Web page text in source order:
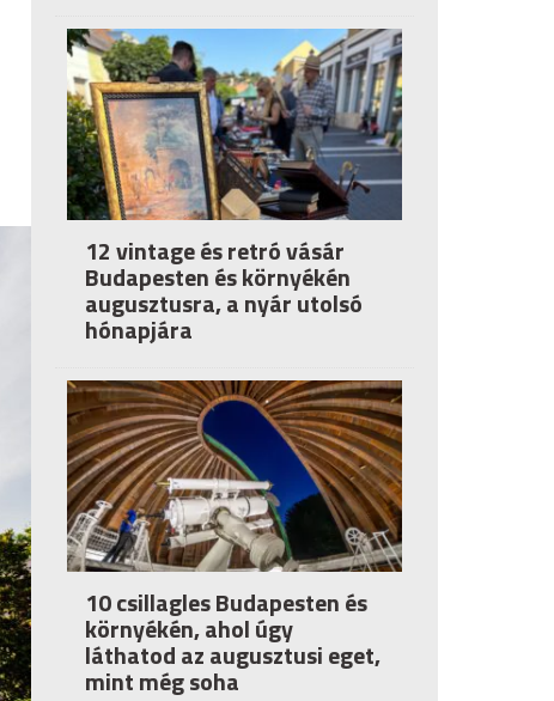
12 vintage és retró vásár
Budapesten és környékén
augusztusra, a nyár utolsó
hónapjára
10 csillagles Budapesten és
környékén, ahol úgy
láthatod az augusztusi eget,
mint még soha